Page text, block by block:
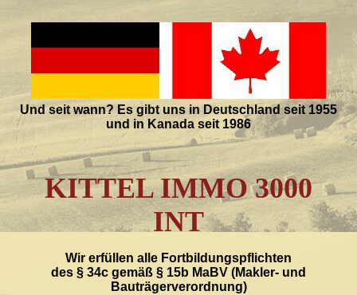
Und seit wann? Es gibt uns in Deutschland seit 1955
und in Kanada seit 1986
KITTEL IMMO 3000
INT
Wir erfüllen alle Fortbildungspflichten
des § 34c gemäß § 15b MaBV (Makler- und
Bauträgerverordnung)